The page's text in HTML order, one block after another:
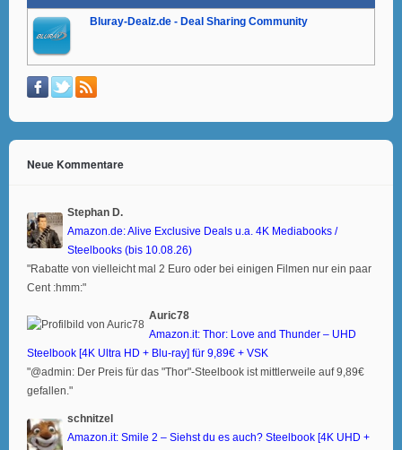
Bluray-Dealz.de - Deal Sharing Community
Neue Kommentare
Stephan D.
Amazon.de: Alive Exclusive Deals u.a. 4K Mediabooks /
Steelbooks (bis 10.08.26)
"Rabatte von vielleicht mal 2 Euro oder bei einigen Filmen nur ein paar
Cent :hmm:"
Auric78
Amazon.it: Thor: Love and Thunder – UHD
Steelbook [4K Ultra HD + Blu-ray] für 9,89€ + VSK
"@admin: Der Preis für das "Thor"-Steelbook ist mittlerweile auf 9,89€
gefallen."
schnitzel
Amazon.it: Smile 2 – Siehst du es auch? Steelbook [4K UHD +